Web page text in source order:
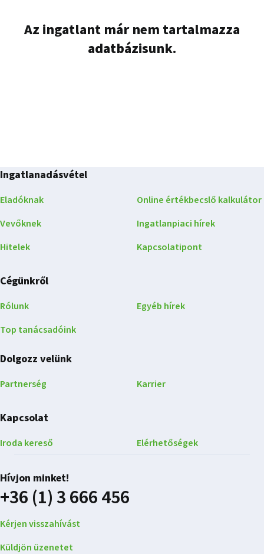
Az ingatlant már nem tartalmazza
adatbázisunk.
Ingatlanadásvétel
Eladóknak
Vevőknek
Hitelek
Online értékbecslő kalkulátor
Ingatlanpiaci hírek
Kapcsolatipont
Cégünkről
Rólunk
Top tanácsadóink
Egyéb hírek
Dolgozz velünk
Partnerség Karrier
Kapcsolat
Iroda kereső Elérhetőségek
Hívjon minket!
+36 (1) 3 666 456
Kérjen visszahívást
Küldjön üzenetet